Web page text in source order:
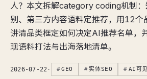
人？本文拆解category coding机制
别、第三方内容语料定推荐，用12
讲清品类框定如何决定AI推荐名单，
现语料打法与出海落地清单。
2026-07-22 · GEO 实体SEO AI可